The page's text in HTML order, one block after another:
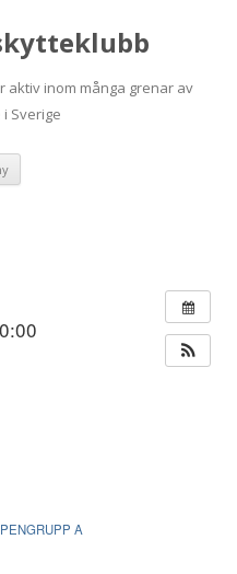
aktiv inom många grenar av
Sverige
A